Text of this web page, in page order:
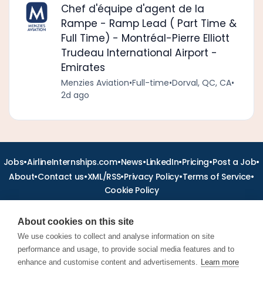
Chef d'équipe d'agent de la
Rampe - Ramp Lead ( Part Time &
Full Time) - Montréal-Pierre Elliott
Trudeau International Airport -
Emirates
Menzies Aviation•Full-time•Dorval, QC, CA•
2d ago
Jobs•AirlineInternships.com•News•LinkedIn•Pricing•Post a Job•
About•Contact us•XML/RSS•Privacy Policy•Terms of Service•
Cookie Policy
Find aviation jobs worldwide – pilot, cabin crew, ground staff
and aerospace careers. Latest airline recruitment, industry
About cookies on this site
We use cookies to collect and analyse information on site
performance and usage, to provide social media features and to
enhance and customise content and advertisements. Learn more